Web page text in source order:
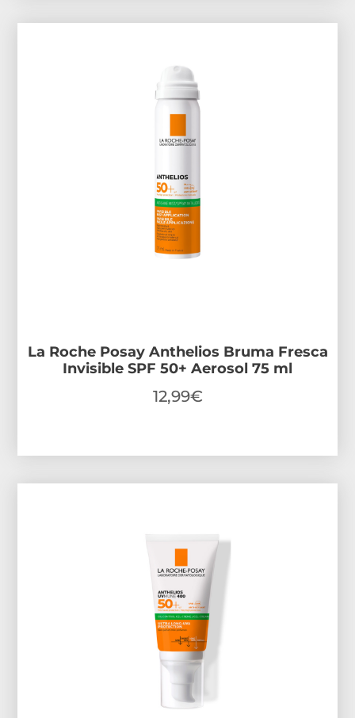
La Roche Posay Anthelios Bruma Fresca
Invisible SPF 50+ Aerosol 75 ml
12,99€